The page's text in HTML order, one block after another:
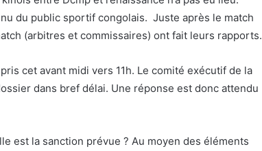
du public sportif congolais. Juste après le match
(arbitres et commissaires) ont fait leurs rapports.
cet avant midi vers 11h. Le comité exécutif de la
dans bref délai. Une réponse est donc attendu
est la sanction prévue ? Au moyen des éléments